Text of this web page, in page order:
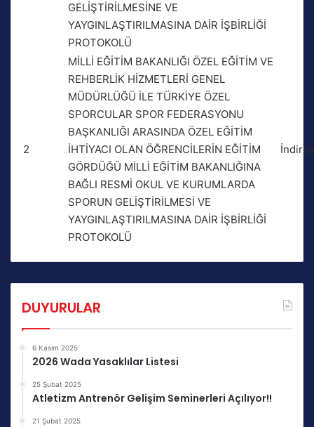
GELİŞTİRİLMESİNE VE
YAYGINLAŞTIRILMASINA DAİR İŞBİRLİĞİ
PROTOKOLÜ
2
MİLLİ EĞİTİM BAKANLIĞI ÖZEL EĞİTİM VE
REHBERLİK HİZMETLERİ GENEL
MÜDÜRLÜĞÜ İLE TÜRKİYE ÖZEL
SPORCULAR SPOR FEDERASYONU
BAŞKANLIĞI ARASINDA ÖZEL EĞİTİM
İHTİYACI OLAN ÖĞRENCİLERİN EĞİTİM
GÖRDÜĞÜ MİLLİ EĞİTİM BAKANLIĞINA
BAĞLI RESMİ OKUL VE KURUMLARDA
SPORUN GELİŞTİRİLMESİ VE
YAYGINLAŞTIRILMASINA DAİR İŞBİRLİĞİ
PROTOKOLÜ
DUYURULAR
6 Kasım 2025
2026 Wada Yasaklılar Listesi
25 Şubat 2025
Atletizm Antrenör Gelişim Seminerleri Açılıyor!!
21 Şubat 2025